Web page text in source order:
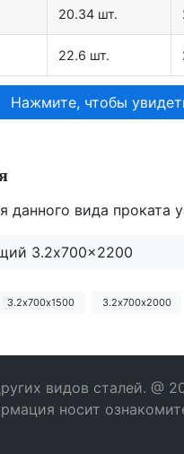
20.34 шт.
22.6 шт.
Нажмите, чтобы
данного вида
3.2x700x2200
3.2х700х1500 3.2х700х2000
видов сталей. @
носит